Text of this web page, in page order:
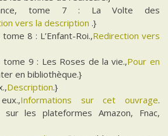
tome 7 : La Volte des
vers la description .}
8 : L’Enfant-Roi.,Redirection vers
9 : Les Roses de la vie.,Pour en
en bibliothèque.}
Description.}
Informations sur cet ouvrage.
sur les plateformes Amazon, Fnac,